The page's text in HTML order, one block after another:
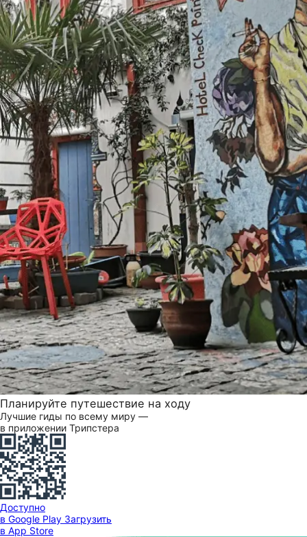
Планируйте путешествие на ходу
Лучшие гиды по всему миру —
в приложении Трипстера
Доступно
в Google Play Загрузить
в App Store